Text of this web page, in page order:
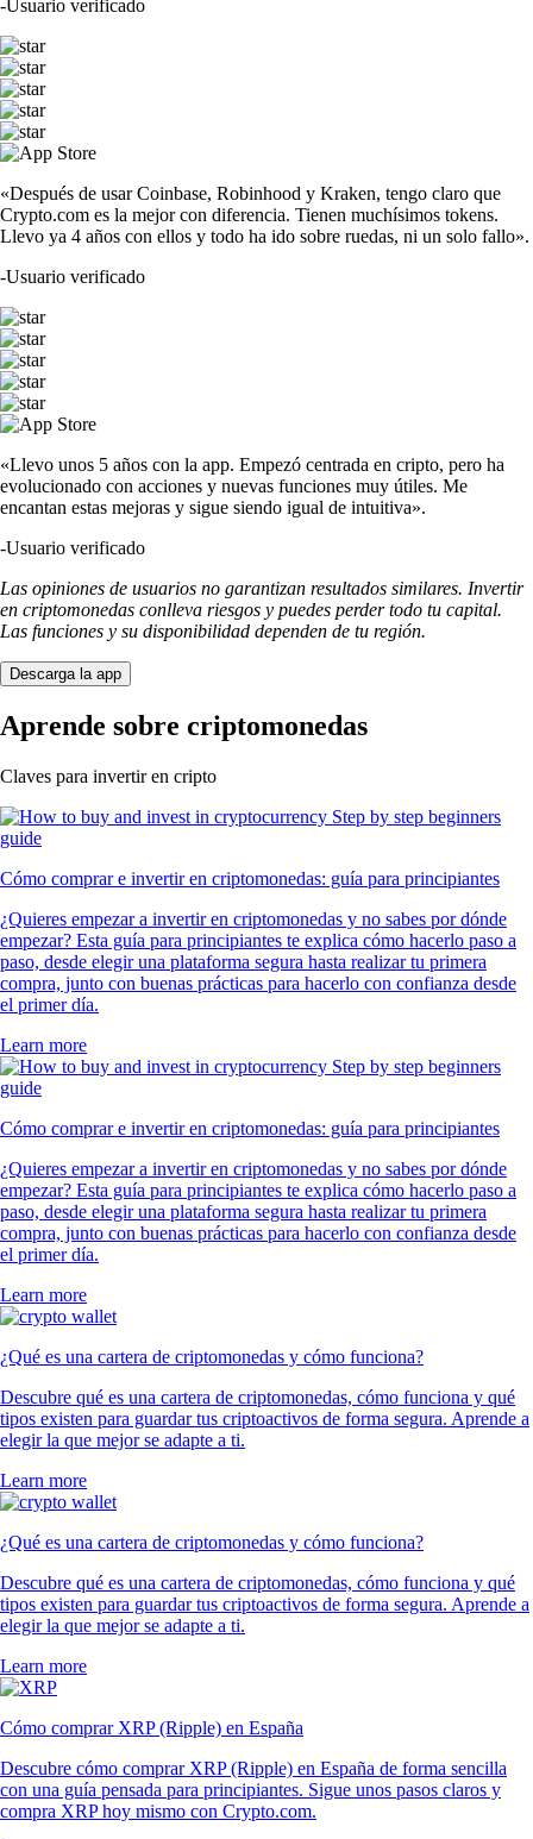
-Usuario verificado
«Después de usar Coinbase, Robinhood y Kraken, tengo claro que
Crypto.com es la mejor con diferencia. Tienen muchísimos tokens.
Llevo ya 4 años con ellos y todo ha ido sobre ruedas, ni un solo fallo».
-Usuario verificado
«Llevo unos 5 años con la app. Empezó centrada en cripto, pero ha
evolucionado con acciones y nuevas funciones muy útiles. Me
encantan estas mejoras y sigue siendo igual de intuitiva».
-Usuario verificado
Las opiniones de usuarios no garantizan resultados similares. Invertir
en criptomonedas conlleva riesgos y puedes perder todo tu capital.
Las funciones y su disponibilidad dependen de tu región.
Descarga la app
Aprende sobre criptomonedas
Claves para invertir en cripto
Cómo comprar e invertir en criptomonedas: guía para principiantes
¿Quieres empezar a invertir en criptomonedas y no sabes por dónde
empezar? Esta guía para principiantes te explica cómo hacerlo paso a
paso, desde elegir una plataforma segura hasta realizar tu primera
compra, junto con buenas prácticas para hacerlo con confianza desde
el primer día.
Learn more
Cómo comprar e invertir en criptomonedas: guía para principiantes
¿Quieres empezar a invertir en criptomonedas y no sabes por dónde
empezar? Esta guía para principiantes te explica cómo hacerlo paso a
paso, desde elegir una plataforma segura hasta realizar tu primera
compra, junto con buenas prácticas para hacerlo con confianza desde
el primer día.
Learn more
¿Qué es una cartera de criptomonedas y cómo funciona?
Descubre qué es una cartera de criptomonedas, cómo funciona y qué
tipos existen para guardar tus criptoactivos de forma segura. Aprende a
elegir la que mejor se adapte a ti.
Learn more
¿Qué es una cartera de criptomonedas y cómo funciona?
Descubre qué es una cartera de criptomonedas, cómo funciona y qué
tipos existen para guardar tus criptoactivos de forma segura. Aprende a
elegir la que mejor se adapte a ti.
Learn more
Cómo comprar XRP (Ripple) en España
Descubre cómo comprar XRP (Ripple) en España de forma sencilla
con una guía pensada para principiantes. Sigue unos pasos claros y
compra XRP hoy mismo con Crypto.com.